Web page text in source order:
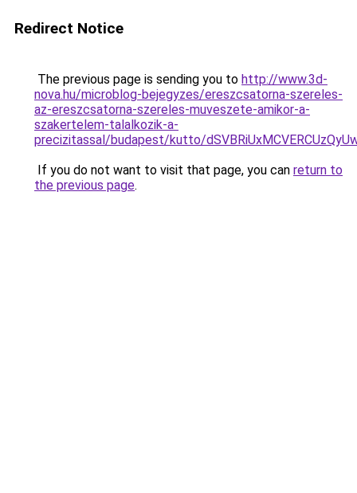
Redirect Notice
The previous page is sending you to http://www.3d-
nova.hu/microblog-bejegyzes/ereszcsatorna-szereles-
az-ereszcsatorna-szereles-muveszete-amikor-a-
szakertelem-talalkozik-a-
precizitassal/budapest/kutto/
If you do not want to visit that page, you can return to
the previous page.